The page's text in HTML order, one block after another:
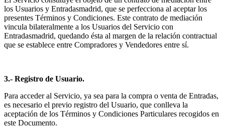
los Usuarios y Entradasmadrid, que se perfecciona al aceptar los
presentes Términos y Condiciones. Este contrato de mediación
vincula bilateralmente a los Usuarios del Servicio con
Entradasmadrid, quedando ésta al margen de la relación contractual
que se establece entre Compradores y Vendedores entre sí.
3.- Registro de Usuario.
Para acceder al Servicio, ya sea para la compra o venta de Entradas,
es necesario el previo registro del Usuario, que conlleva la
aceptación de los Términos y Condiciones Particulares recogidos en
este Documento.